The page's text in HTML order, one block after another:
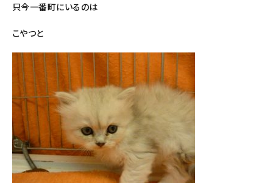
只今一番町にいるのは
こやつと